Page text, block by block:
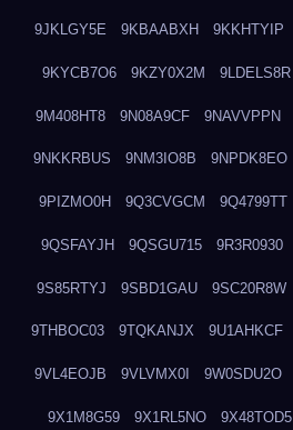
9JKLGY5E 9KBAABXH 9KKHTYIP
9KYCB7O6 9KZY0X2M 9LDELS8R
9M408HT8 9N08A9CF 9NAVVPPN
9NKKRBUS 9NM3IO8B 9NPDK8EO
9PIZMO0H 9Q3CVGCM 9Q4799TT
9QSFAYJH 9QSGU715 9R3R0930
9S85RTYJ 9SBD1GAU 9SC20R8W
9THBOC03 9TQKANJX 9U1AHKCF
9VL4EOJB 9VLVMX0I 9W0SDU2O
9X1M8G59 9X1RL5NO 9X48TOD5